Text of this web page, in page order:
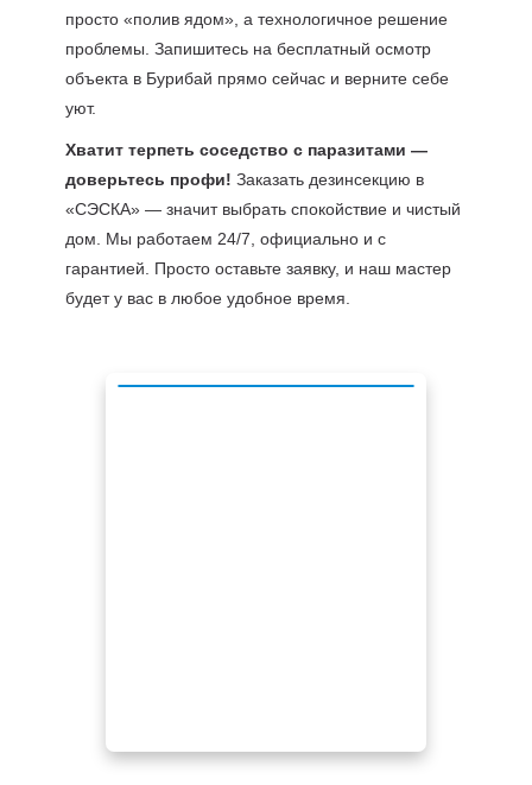
просто «полив ядом», а технологичное решение
проблемы. Запишитесь на бесплатный осмотр
объекта в Бурибай прямо сейчас и верните себе
уют.
Хватит терпеть соседство с паразитами —
доверьтесь профи! Заказать дезинсекцию в
«СЭСКА» — значит выбрать спокойствие и чистый
дом. Мы работаем 24/7, официально и с
гарантией. Просто оставьте заявку, и наш мастер
будет у вас в любое удобное время.